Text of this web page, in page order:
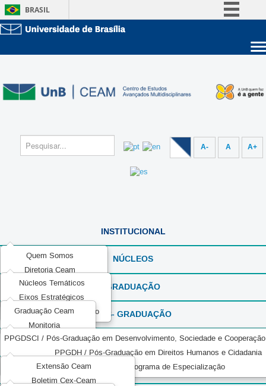
BRASIL
Acesso à informaçãoEstude na UnB
Graduação
A- A A+
INSTITUCIONAL
Quem Somos
Diretoria Ceam
Agendas Direção
Documentos Institucionais
NÚCLEOS
Núcleos Temáticos
Eixos Estratégicos
Serviço Voluntário - Adesão
GRADUAÇÃO
Graduação Ceam
Monitoria
PÓS- GRADUAÇÃO
PPGDSCI / Pós-Graduação em Desenvolvimento, Sociedade e
PPGDH / Pós-Graduação em Direitos Humanos e Cidadania
EPPJID / Programa de Especialização
EXTENSÃO
Extensão Ceam
Boletim Cex-Ceam
CEAM COMUNICA